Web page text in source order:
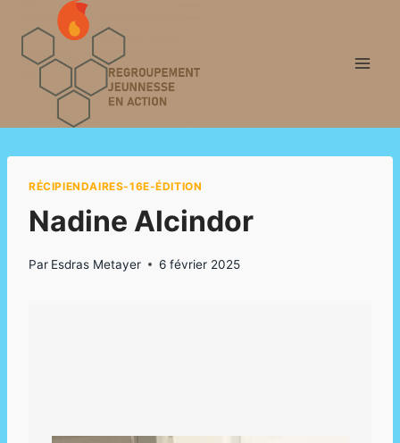
contenu
RÉCIPIENDAIRES-16E-ÉDITION
Nadine Alcindor
Par Esdras Metayer 6 février 2025